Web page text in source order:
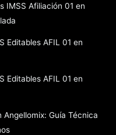
IMSS Afiliación 01 en
Editables AFIL 01 en
Editables AFIL 01 en
Angellomix: Guía Técnica